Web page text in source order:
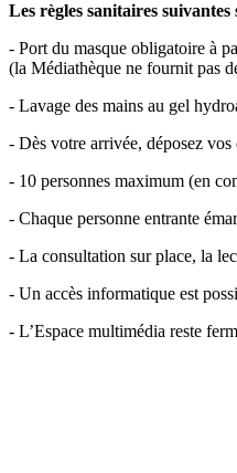
Les règles sanitaires
- Port du masque obligatoire à
(la Médiathèque ne fournit pas
- Lavage des mains au gel
- Dès votre arrivée, déposez
- 10 personnes maximum (en
- Chaque personne entrante
- La consultation sur place, la
- Un accès informatique est
- L’Espace multimédia reste